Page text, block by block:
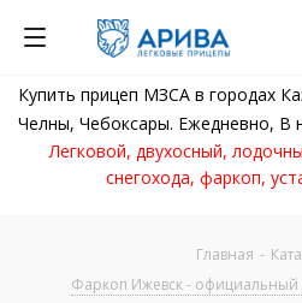
Купить прицеп МЗСА в городах
Челны, Чебоксары. Ежедневно, В
Легковой, двухосный,
снегохода, фаркоп,
Главная -
Фаркоп Ижевск - официальный